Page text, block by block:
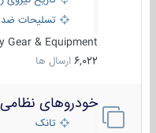
تسلیحات ضد
Gear & Equipment
6,022 ارسال ها
خودروهای نظامی
تانک